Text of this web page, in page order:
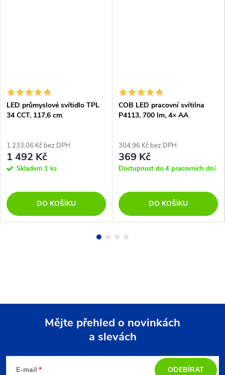
LED průmyslové svítidlo TPL
34 CCT, 117,6 cm
1 233,06 Kč bez DPH
1 492 Kč
Skladem 1 ks
DO KOŠÍKU
COB LED pracovní svítilna
P4113, 700 lm, 4× AA
304,96 Kč bez DPH
369 Kč
Dostupnost do 4 pracovních dní
DO KOŠÍKU
Mějte přehled o novinkách
a slevách
E-mail ODEBÍRAT